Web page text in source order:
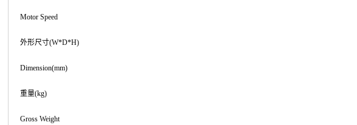
Motor Speed
外形尺寸(W*D*H)
Dimension(mm)
重量(kg)
Gross Weight